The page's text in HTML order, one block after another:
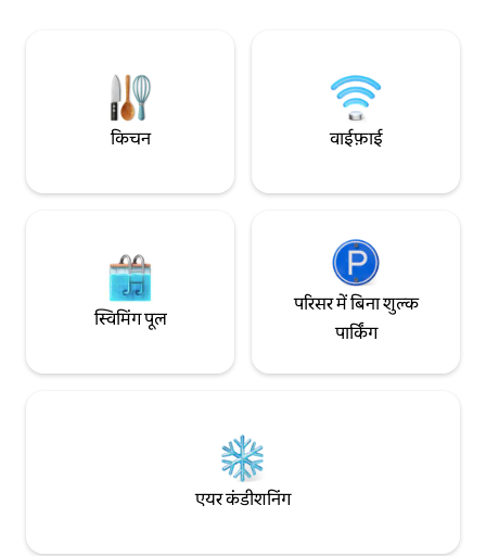
किचन वाईफ़ाई
स्विमिंग पूल
परिसर में बिना शुल्क
पार्किंग
एयर कंडीशनिंग